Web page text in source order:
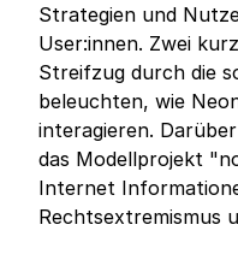
Strategien und
User:innen. Zwei
Streifzug durch die
beleuchten, wie
interagieren.
das Modellprojekt
Internet
Rechtsextremismus